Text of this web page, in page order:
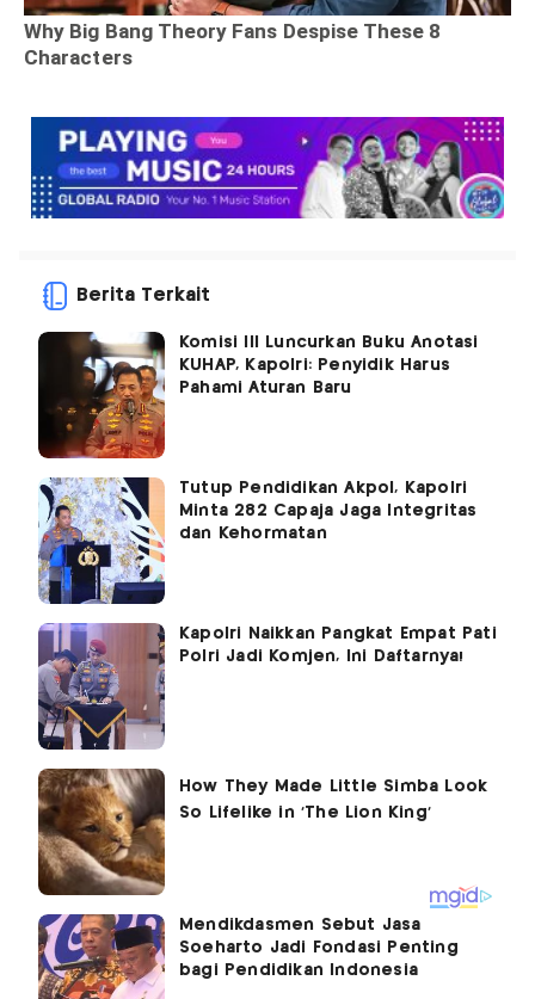
Berita Terkait
Komisi III Luncurkan Buku Anotasi
KUHAP, Kapolri: Penyidik Harus
Pahami Aturan Baru
Tutup Pendidikan Akpol, Kapolri
Minta 282 Capaja Jaga Integritas
dan Kehormatan
Kapolri Naikkan Pangkat Empat Pati
Polri Jadi Komjen, Ini Daftarnya!
Mendikdasmen Sebut Jasa
Soeharto Jadi Fondasi Penting
bagi Pendidikan Indonesia